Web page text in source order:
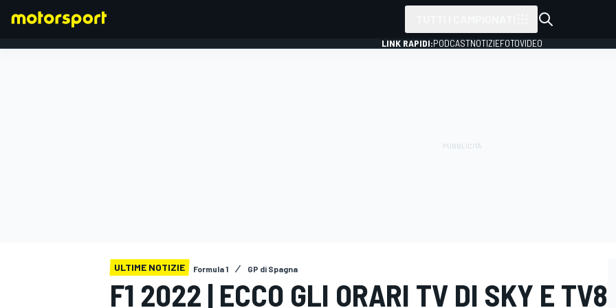
LINK RAPIDI:PODCASTNOTIZIEFOTOVIDEO
ULTIME NOTIZIE Formula 1 GP di Spagna
F1 2022 | ECCO GLI ORARI TV DI SKY E TV8